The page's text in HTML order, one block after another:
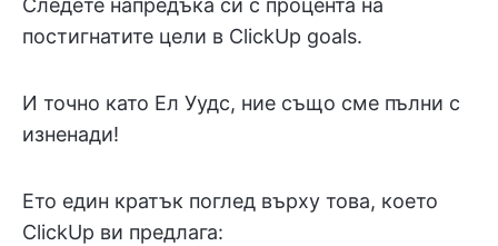
Следете напредъка си с процента на
постигнатите цели в ClickUp goals.
И точно като Ел Уудс, ние също сме пълни с
изненади!
Ето един кратък поглед върху това, което
ClickUp ви предлага: